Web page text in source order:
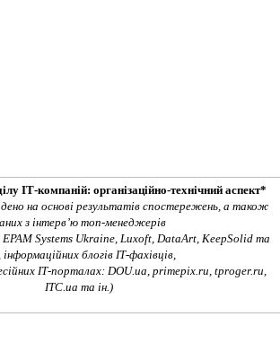
ІТ-компаній: організаційно-технічний аспект*
на основі результатів спостережень, а також
з інтерв’ю топ-менеджерів
Systems Ukraine, Luxoft, DataArt, KeepSolid та
інформаційних блогів ІТ-фахівців,
ІТ-порталах: DOU.ua primepix ru , tproger.ru,
ITC ua та ін.)